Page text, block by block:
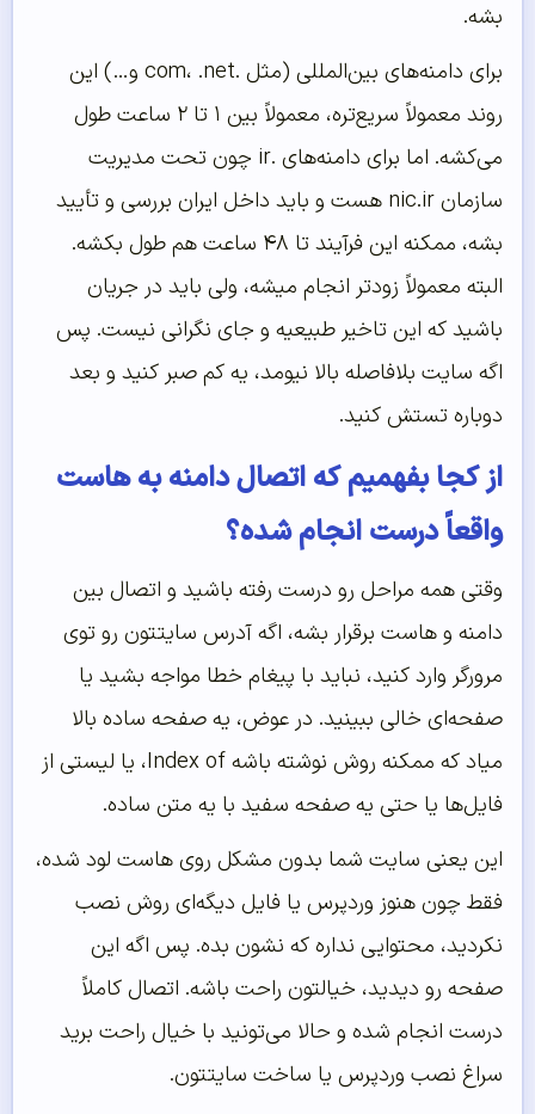
بشه.
برای دامنه‌های بین‌المللی (مثل .com، .net و…) این
روند معمولاً سریع‌تره، معمولاً بین ۱ تا ۲ ساعت طول
می‌کشه. اما برای دامنه‌های .ir چون تحت مدیریت
سازمان nic.ir هست و باید داخل ایران بررسی و تأیید
بشه، ممکنه این فرآیند تا ۴۸ ساعت هم طول بکشه.
البته معمولاً زودتر انجام میشه، ولی باید در جریان
باشید که این تاخیر طبیعیه و جای نگرانی نیست. پس
اگه سایت بلافاصله بالا نیومد، یه کم صبر کنید و بعد
دوباره تستش کنید.
از کجا بفهمیم که اتصال دامنه به هاست
واقعاً درست انجام شده؟
وقتی همه مراحل رو درست رفته باشید و اتصال بین
دامنه و هاست برقرار بشه، اگه آدرس سایتتون رو توی
مرورگر وارد کنید، نباید با پیغام خطا مواجه بشید یا
صفحه‌ای خالی ببینید. در عوض، یه صفحه ساده بالا
میاد که ممکنه روش نوشته باشه Index of، یا لیستی از
فایل‌ها یا حتی یه صفحه‌ سفید با یه متن ساده.
این یعنی سایت شما بدون مشکل روی هاست لود شده،
فقط چون هنوز وردپرس یا فایل دیگه‌ای روش نصب
نکردید، محتوایی نداره که نشون بده. پس اگه این
صفحه رو دیدید، خیالتون راحت باشه. اتصال کاملاً
درست انجام شده و حالا می‌تونید با خیال راحت برید
سراغ نصب وردپرس یا ساخت سایتتون.